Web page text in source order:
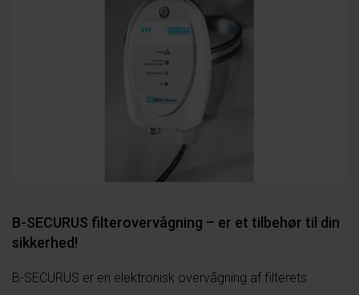
B-SECURUS filterovervågning – er et tilbehør til din
sikkerhed!
B-SECURUS er en elektronisk overvågning af filterets